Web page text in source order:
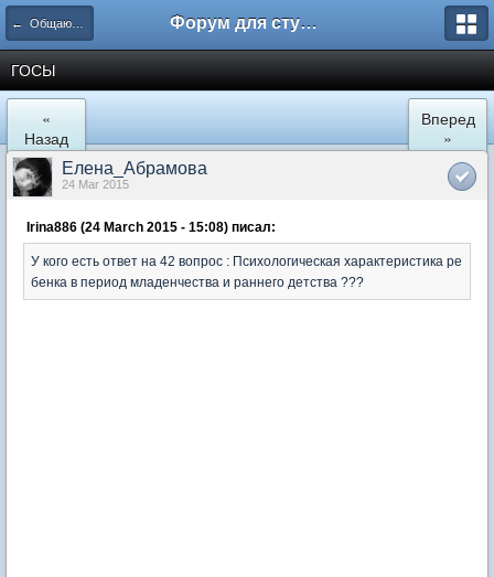
← Общаются психологи Форум для студента СГА
ГОСЫ
«
Назад
Вперед
»
Елена_Абрамова
24 Mar 2015
Irina886 (24 March 2015 - 15:08) писал:
У кого есть ответ на 42 вопрос : Психологическая характеристика ре
бенка в период младенчества и раннего детства ???